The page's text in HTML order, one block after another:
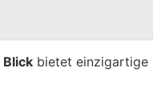
Blick bietet